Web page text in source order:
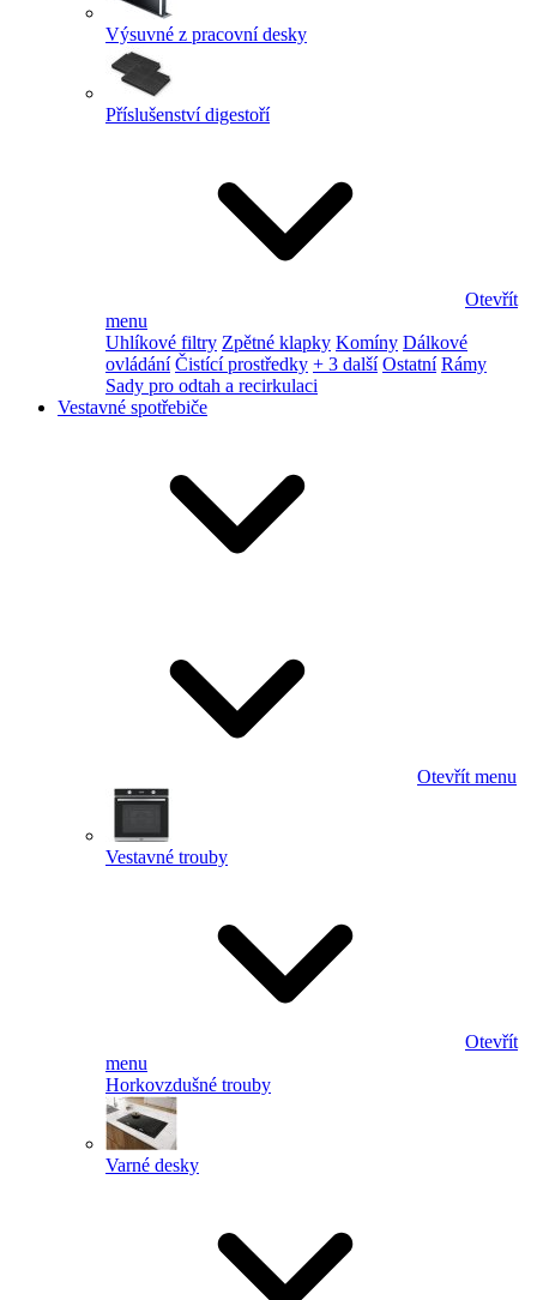
Výsuvné z pracovní desky
Příslušenství digestoří
Otevřít
menu
Uhlíkové filtry Zpětné klapky Komíny Dálkové
ovládání Čistící prostředky + 3 další Ostatní Rámy
Sady pro odtah a recirkulaci
Vestavné spotřebiče
Otevřít menu
Vestavné trouby
Otevřít
menu
Horkovzdušné trouby
Varné desky